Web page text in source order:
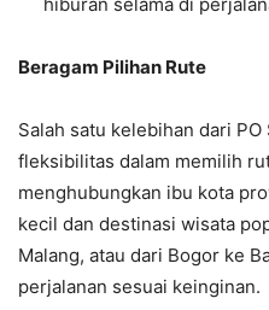
hiburan selama di
Beragam Pilihan Rute
Salah satu kelebihan dari PO
fleksibilitas dalam memilih
menghubungkan ibu kota
kecil dan destinasi wisata
Malang, atau dari Bogor ke
perjalanan sesuai keinginan.